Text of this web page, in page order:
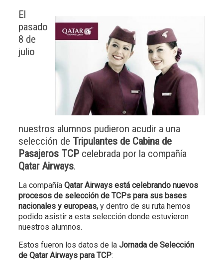
El
pasado
8 de
julio
nuestros alumnos pudieron acudir a una
selección de Tripulantes de Cabina de
Pasajeros TCPcelebrada por la compañía
Qatar Airways.
La compañíaQatar Airways está celebrando nuevos
procesos de selección de TCPs para sus bases
nacionales y europeas,y dentro de su ruta hemos
podido asistir a esta selección donde estuvieron
nuestros alumnos.
Estos fueron los datos de la Jornada de Selección
de Qatar Airways para TCP: